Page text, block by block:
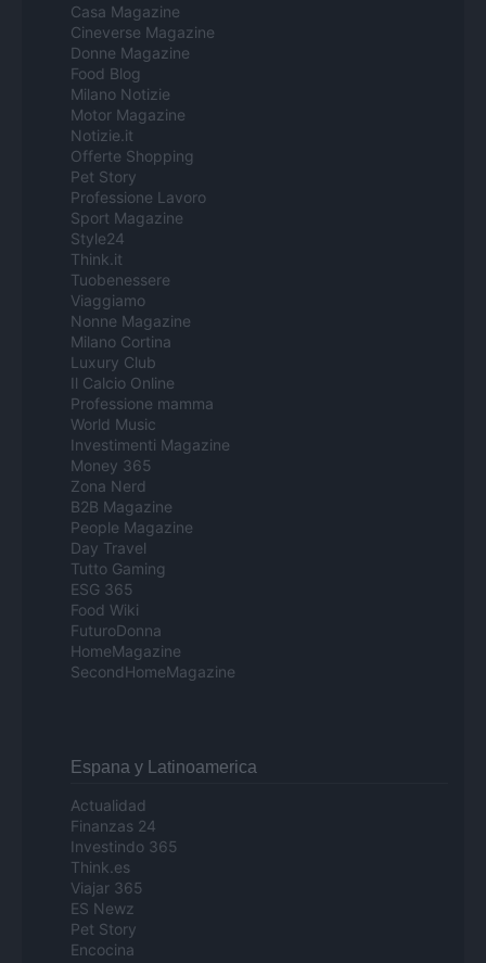
Casa Magazine
Cineverse Magazine
Donne Magazine
Food Blog
Milano Notizie
Motor Magazine
Notizie.it
Offerte Shopping
Pet Story
Professione Lavoro
Sport Magazine
Style24
Think.it
Tuobenessere
Viaggiamo
Nonne Magazine
Milano Cortina
Luxury Club
Il Calcio Online
Professione mamma
World Music
Investimenti Magazine
Money 365
Zona Nerd
B2B Magazine
People Magazine
Day Travel
Tutto Gaming
ESG 365
Food Wiki
FuturoDonna
HomeMagazine
SecondHomeMagazine
Espana y Latinoamerica
Actualidad
Finanzas 24
Investindo 365
Think.es
Viajar 365
ES Newz
Pet Story
Encocina